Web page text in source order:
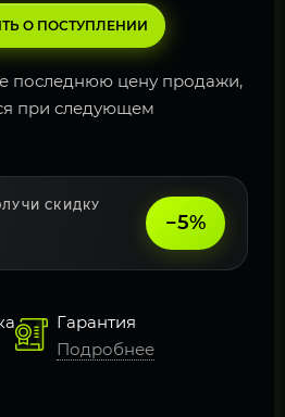
О ПОСТУПЛЕНИИ
последнюю цену продажи,
при следующем
СКИДКУ
−5%
Гарантия
Подробнее